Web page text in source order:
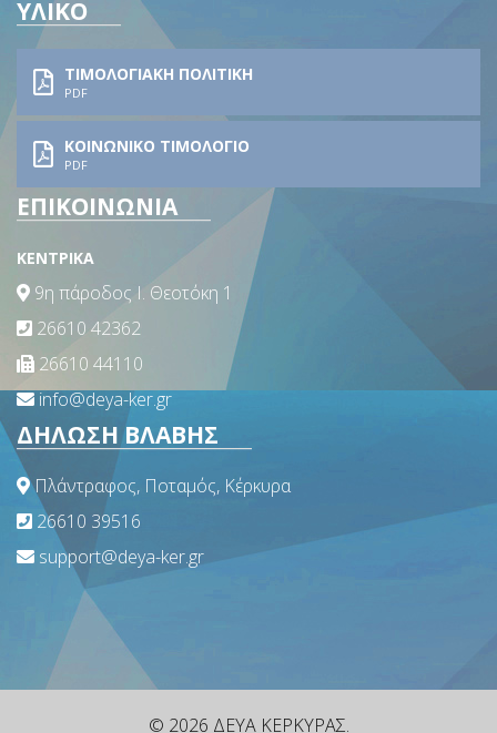
ΥΛΙΚΟ
ΤΙΜΟΛΟΓΙΑΚΗ ΠΟΛΙΤΙΚΗ
PDF
ΚΟΙΝΩΝΙΚΟ ΤΙΜΟΛΟΓΙΟ
PDF
ΕΠΙΚΟΙΝΩΝΙΑ
ΚΕΝΤΡΙΚΑ
9η πάροδος Ι. Θεοτόκη 1
26610 42362
26610 44110
info@deya-ker.gr
ΔΗΛΩΣΗ ΒΛΑΒΗΣ
Πλάντραφος, Ποταμός, Κέρκυρα
26610 39516
support@deya-ker.gr
© 2026 ΔΕΥΑ ΚΕΡΚΥΡΑΣ.